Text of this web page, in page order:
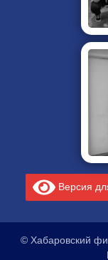
Версия
© Хабаровский